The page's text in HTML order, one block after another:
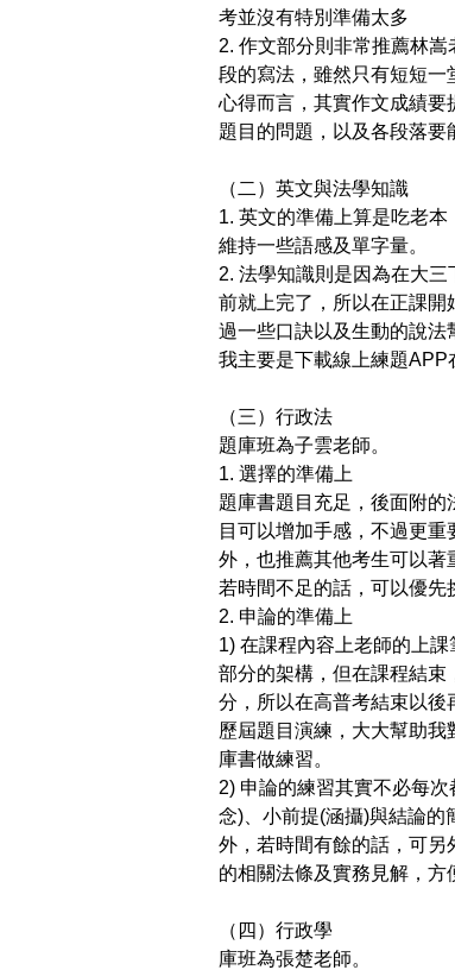
考並沒有特別準備太多
2. 作文部分則非常推薦林
段的寫法，雖然只有短短一
心得而言，其實作文成績
題目的問題，以及各段落要
（二）英文與法學知識
1. 英文的準備上算是吃老
維持一些語感及單字量。
2. 法學知識則是因為在大
前就上完了，所以在正課開
過一些口訣以及生動的說法
我主要是下載線上練題APP
（三）行政法
題庫班為子雲老師。
1. 選擇的準備上
題庫書題目充足，後面附
目可以增加手感，不過更
外，也推薦其他考生可以著
若時間不足的話，可以優先
2. 申論的準備上
1) 在課程內容上老師的上
部分的架構，但在課程結
分，所以在高普考結束以後
歷屆題目演練，大大幫助
庫書做練習。
2) 申論的練習其實不必每
念) 、小前提(涵攝)與結論的
外，若時間有餘的話，可
的相關法條及實務見解，方
（四）行政學
庫班為張楚老師。